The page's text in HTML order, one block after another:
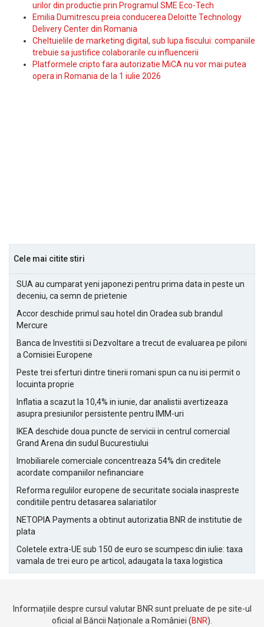
urilor din productie prin Programul SME Eco-Tech
Emilia Dumitrescu preia conducerea Deloitte Technology
Delivery Center din Romania
Cheltuielile de marketing digital, sub lupa fiscului: companiile
trebuie sa justifice colaborarile cu influencerii
Platformele cripto fara autorizatie MiCA nu vor mai putea
opera in Romania de la 1 iulie 2026
Cele mai citite stiri
SUA au cumparat yeni japonezi pentru prima data in peste un
deceniu, ca semn de prietenie
Accor deschide primul sau hotel din Oradea sub brandul
Mercure
Banca de Investitii si Dezvoltare a trecut de evaluarea pe piloni
a Comisiei Europene
Peste trei sferturi dintre tinerii romani spun ca nu isi permit o
locuinta proprie
Inflatia a scazut la 10,4% in iunie, dar analistii avertizeaza
asupra presiunilor persistente pentru IMM-uri
IKEA deschide doua puncte de servicii in centrul comercial
Grand Arena din sudul Bucurestiului
Imobiliarele comerciale concentreaza 54% din creditele
acordate companiilor nefinanciare
Reforma regulilor europene de securitate sociala inaspreste
conditiile pentru detasarea salariatilor
NETOPIA Payments a obtinut autorizatia BNR de institutie de
plata
Coletele extra-UE sub 150 de euro se scumpesc din iulie: taxa
vamala de trei euro pe articol, adaugata la taxa logistica
Informațiile despre cursul valutar BNR sunt preluate de pe site-ul
oficial al Băncii Naționale a României (BNR).